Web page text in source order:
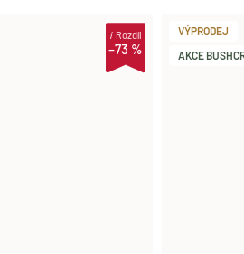
–73 %
iRozdíl
VÝPRODEJ
AKCE